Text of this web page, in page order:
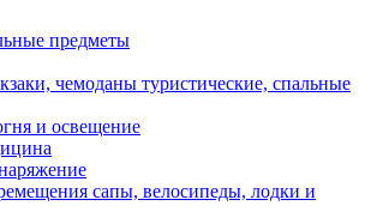
предметы
чемоданы туристические, спальные
и освещение
сапы, велосипеды, лодки и